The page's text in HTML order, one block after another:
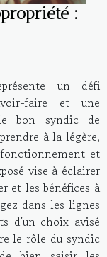
:
un défi
faire et une
bon syndic de
à la légère,
et
vise à éclairer
et les bénéfices à
dans les lignes
d'un choix avisé
le rôle du syndic